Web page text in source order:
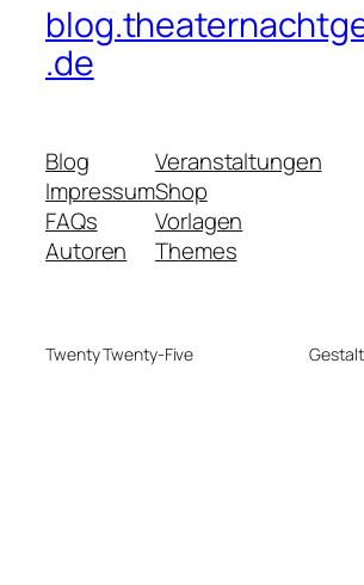
.de
Blog
Impressum
FAQs
Autoren
Veranstaltungen
Shop
Vorlagen
Themes
Twenty Twenty-Five